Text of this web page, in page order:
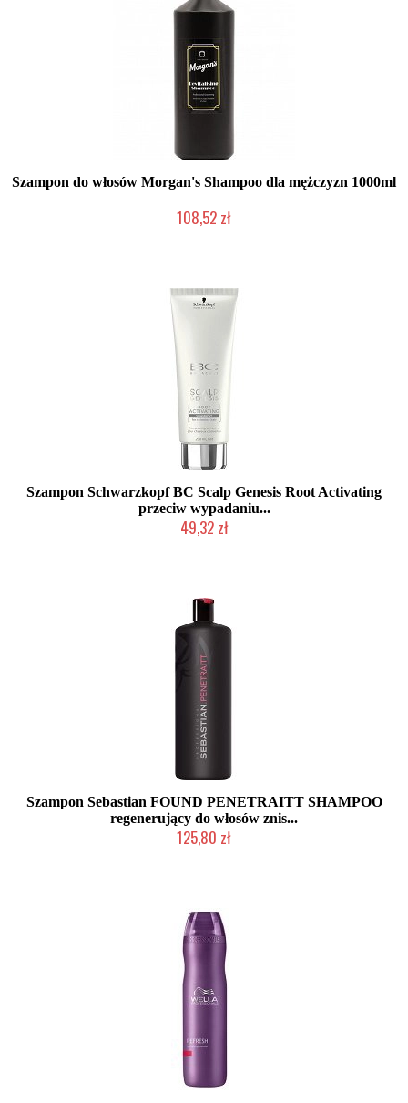
Szampon do włosów Morgan's Shampoo dla mężczyzn 1000ml
108,52 zł
Szampon Schwarzkopf BC Scalp Genesis Root Activating
przeciw wypadaniu...
49,32 zł
Szampon Sebastian FOUND PENETRAITT SHAMPOO
regenerujący do włosów znis...
125,80 zł